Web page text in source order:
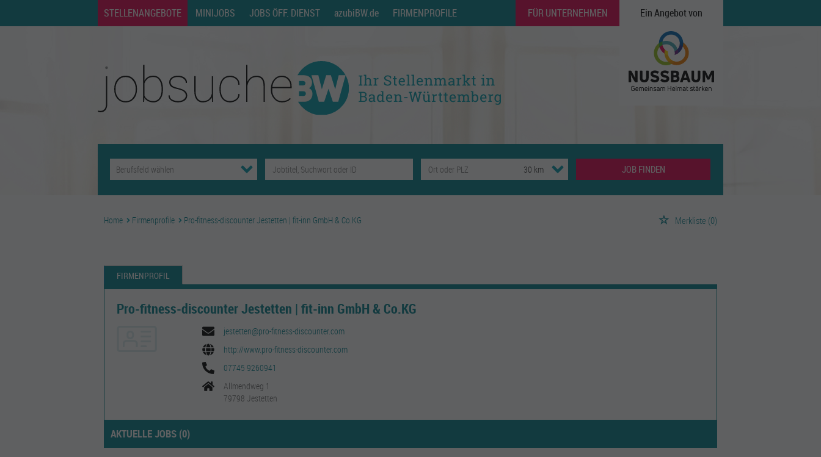
STELLENANGEBOTE MINIJOBS JOBS ÖFF. DIENST azubiBW.de FIRMENPROFILE FÜR UNTERNEHMEN Ein Angebot von
JOB FINDEN
Home Firmenprofile Pro-fitness-discounter Jestetten | fit-inn GmbH & Co.KG Merkliste (0)
FIRMENPROFIL
Pro-fitness-discounter Jestetten | fit-inn GmbH & Co.KG
jestetten@pro-fitness-discounter.com
http://www.pro-fitness-discounter.com
07745 9260941
Allmendweg 1
79798 Jestetten
AKTUELLE JOBS (0)